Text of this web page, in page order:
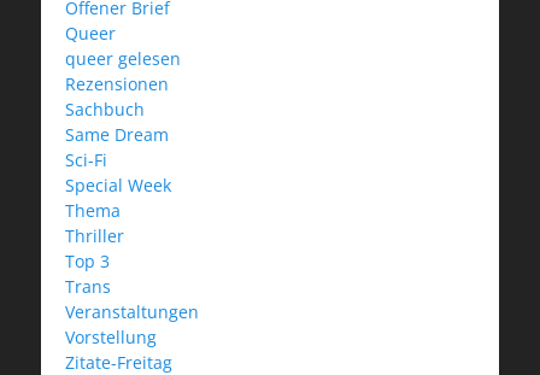
Offener Brief
Queer
queer gelesen
Rezensionen
Sachbuch
Same Dream
Sci-Fi
Special Week
Thema
Thriller
Top 3
Trans
Veranstaltungen
Vorstellung
Zitate-Freitag